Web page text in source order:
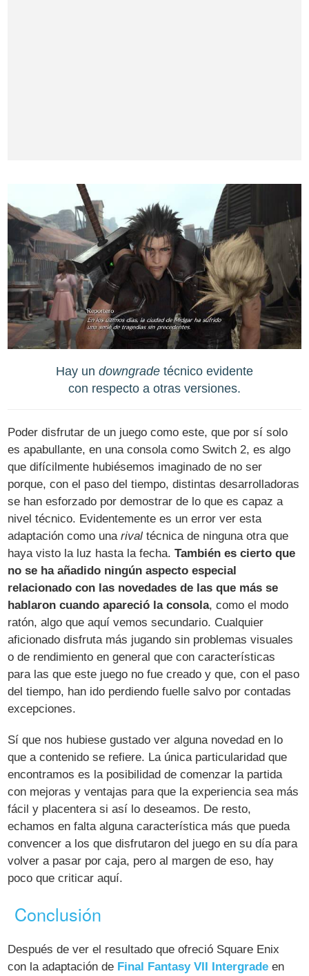
Hay un downgrade técnico evidente
con respecto a otras versiones.
Poder disfrutar de un juego como este, que por sí solo
es apabullante, en una consola como Switch 2, es algo
que difícilmente hubiésemos imaginado de no ser
porque, con el paso del tiempo, distintas desarrolladoras
se han esforzado por demostrar de lo que es capaz a
nivel técnico. Evidentemente es un error ver esta
adaptación como unarival técnica de ninguna otra que
haya visto la luz hasta la fecha.También es cierto que
no se ha añadido ningún aspecto especial
relacionado con las novedades de las que más se
hablaron cuando apareció la consola, como el modo
ratón, algo que aquí vemos secundario. Cualquier
aficionado disfruta más jugando sin problemas visuales
o de rendimiento en general que con características
para las que este juego no fue creado y que, con el paso
del tiempo, han ido perdiendo fuelle salvo por contadas
excepciones.
Sí que nos hubiese gustado ver alguna novedad en lo
que a contenido se refiere. La única particularidad que
encontramos es la posibilidad de comenzar la partida
con mejoras y ventajas para que la experiencia sea más
fácil y placentera si así lo deseamos. De resto,
echamos en falta alguna característica más que pueda
convencer a los que disfrutaron del juego en su día para
volver a pasar por caja, pero al margen de eso, hay
poco que criticar aquí.
Conclusión
Después de ver el resultado que ofreció Square Enix
con la adaptación de Final Fantasy VII Intergrade en